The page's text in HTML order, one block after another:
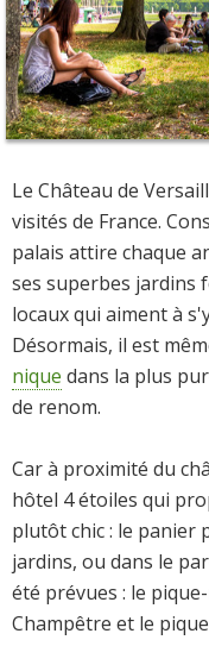
Le Château de
visités de France.
palais attire chaque
ses superbes jardins
locaux qui aiment à
Désormais, il est
nique dans la plus
de renom.
Car à proximité du
hôtel 4 étoiles qui
plutôt chic : le panier
jardins, ou dans le
été prévues : le
Champêtre et le